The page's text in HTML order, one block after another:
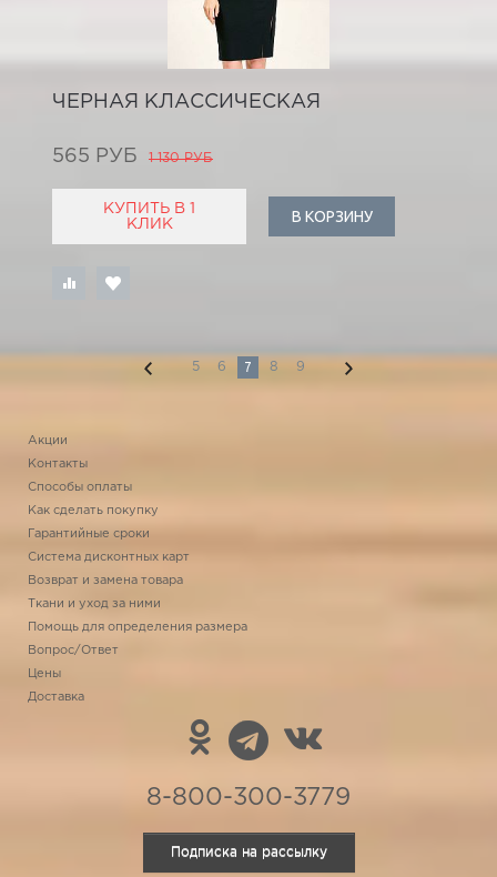
ЧЕРНАЯ КЛАССИЧЕСКАЯ
565 РУБ 1 130 РУБ
КУПИТЬ В 1
КЛИК
В КОРЗИНУ
5 6 7 8 9
Акции
Контакты
Способы оплаты
Как сделать покупку
Гарантийные сроки
Система дисконтных карт
Возврат и замена товара
Ткани и уход за ними
Помощь для определения размера
Вопрос/Ответ
Цены
Доставка
8-800-300-3779
Подписка на рассылку